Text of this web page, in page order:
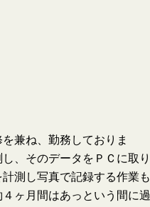
兼ね、勤務しておりま
、そのデータをＰＣに取り
測し写真で記録する作業も
ヶ月間はあっという間に過